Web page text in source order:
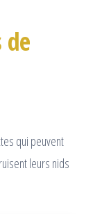
de
qui peuvent
leurs nids